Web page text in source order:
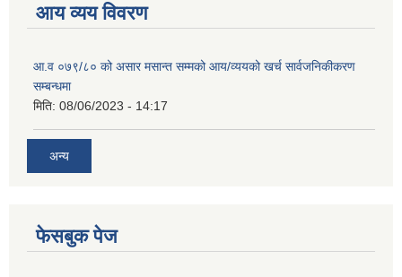
आय व्यय विवरण
आ.व ०७९/८० को असार मसान्त सम्मको आय/व्ययको खर्च सार्वजनिकीकरण
सम्बन्धमा
मिति: 08/06/2023 - 14:17
अन्य
फेसबुक पेज